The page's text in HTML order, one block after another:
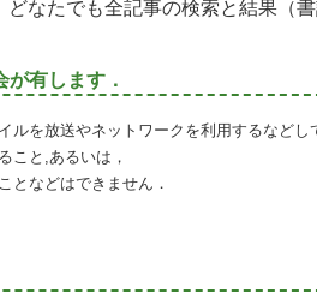
どなたでも全記事の検索と結果（
有します．
ルを放送やネットワークを利用するなど
こと,あるいは，
となどはできません．